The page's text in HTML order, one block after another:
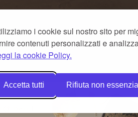
i cookie sul nostro sito per
contenuti personalizzati e
la cookie Policy.
Accetta tutti Rifiuta non